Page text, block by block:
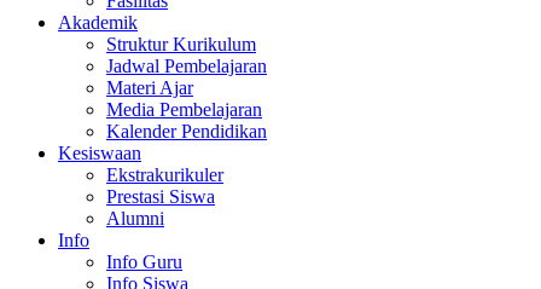
Akademik
Struktur Kurikulum
Jadwal Pembelajaran
Materi Ajar
Media Pembelajaran
Kalender Pendidikan
Kesiswaan
Ekstrakurikuler
Prestasi Siswa
Alumni
Info
Info Guru
Info Siswa